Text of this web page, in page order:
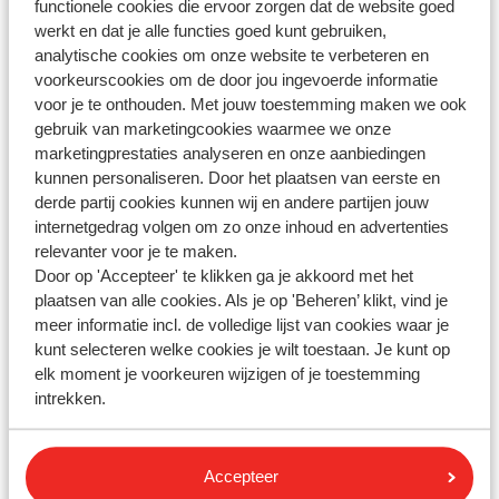
functionele cookies die ervoor zorgen dat de website goed
werkt en dat je alle functies goed kunt gebruiken,
analytische cookies om onze website te verbeteren en
voorkeurscookies om de door jou ingevoerde informatie
voor je te onthouden. Met jouw toestemming maken we ook
gebruik van marketingcookies waarmee we onze
marketingprestaties analyseren en onze aanbiedingen
kunnen personaliseren. Door het plaatsen van eerste en
derde partij cookies kunnen wij en andere partijen jouw
internetgedrag volgen om zo onze inhoud en advertenties
relevanter voor je te maken.
Door op 'Accepteer' te klikken ga je akkoord met het
plaatsen van alle cookies. Als je op 'Beheren’ klikt, vind je
meer informatie incl. de volledige lijst van cookies waar je
kunt selecteren welke cookies je wilt toestaan. Je kunt op
elk moment je voorkeuren wijzigen of je toestemming
intrekken.
Accepteer
votre question?
Contactez-nous par WhatsApp !
Envoyez-nous un message WhatsApp au
+3238081092 . Vous pouvez nous appeler au même
numéro, mais les délais d'attente sont plus longs.
Les heures d'ouverture:
Du lundi au vendredi : de 09:00 à 18:00
Le samedi : de 10:00 à 17:00
Dimanche: fermé
Consulter nos heures d’ouverture